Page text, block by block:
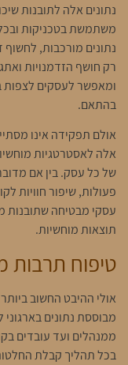
משתמשת בטכניקות
נתונים מורכבות,
רק חושף הזדמנויות
ומאפשר לעסקים לצפות
בהתאם.
אולם תפקידה אינו
אלה לאסטרטגיות
של כל עסק. בין אם
פעולות, שיפור חוויות
עסקי מבטיחה שתובנות
תוצאות מוחשיות.
טיפוח תרבות
אולי ההיבט החשוב
מבוססת נתונים
בכל תהליך קבלת